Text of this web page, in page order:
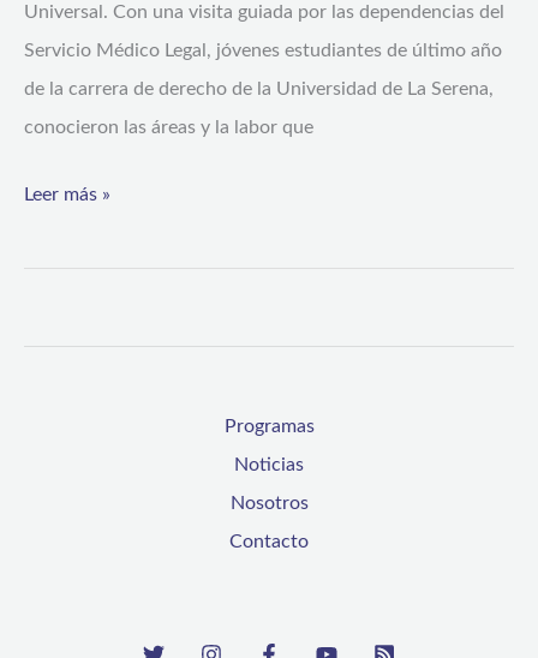
Universal. Con una visita guiada por las dependencias del
Servicio Médico Legal, jóvenes estudiantes de último año
de la carrera de derecho de la Universidad de La Serena,
conocieron las áreas y la labor que
labor
forense
en
el
de
Leer más »
Programas
Noticias
Nosotros
Contacto